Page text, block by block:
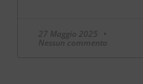
27 Maggio 2025
Nessun commento